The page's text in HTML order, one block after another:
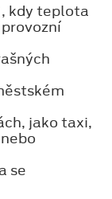
kdy teplota
jako taxi,
se